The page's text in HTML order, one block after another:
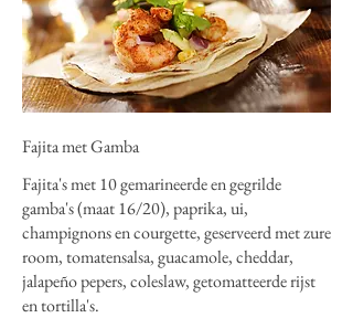
Fajita met Gamba
Fajita's met 10 gemarineerde en gegrilde
gamba's (maat 16/20), paprika, ui,
champignons en courgette, geserveerd met zure
room, tomatensalsa, guacamole, cheddar,
jalapeño pepers, coleslaw, getomatteerde rijst
en tortilla's.